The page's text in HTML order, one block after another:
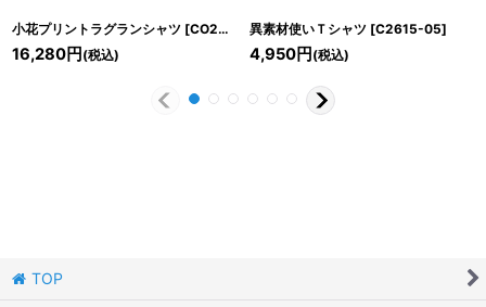
小花プリントラグランシャツ [CO2521-04 ]
16,280円 (税込)
異素材使いＴシャツ [C2615-05]
4,950円 (税込)
TOP